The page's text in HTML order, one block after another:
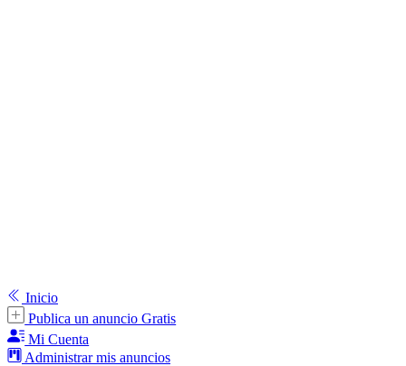
Inicio
Publica un anuncio Gratis
Mi Cuenta
Administrar mis anuncios